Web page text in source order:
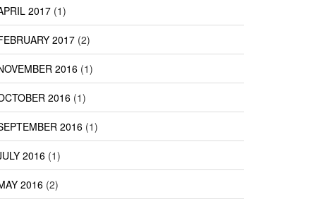
2017 (1)
2017 (2)
2016 (1)
2016 (1)
2016 (1)
2016 (1)
2016 (2)